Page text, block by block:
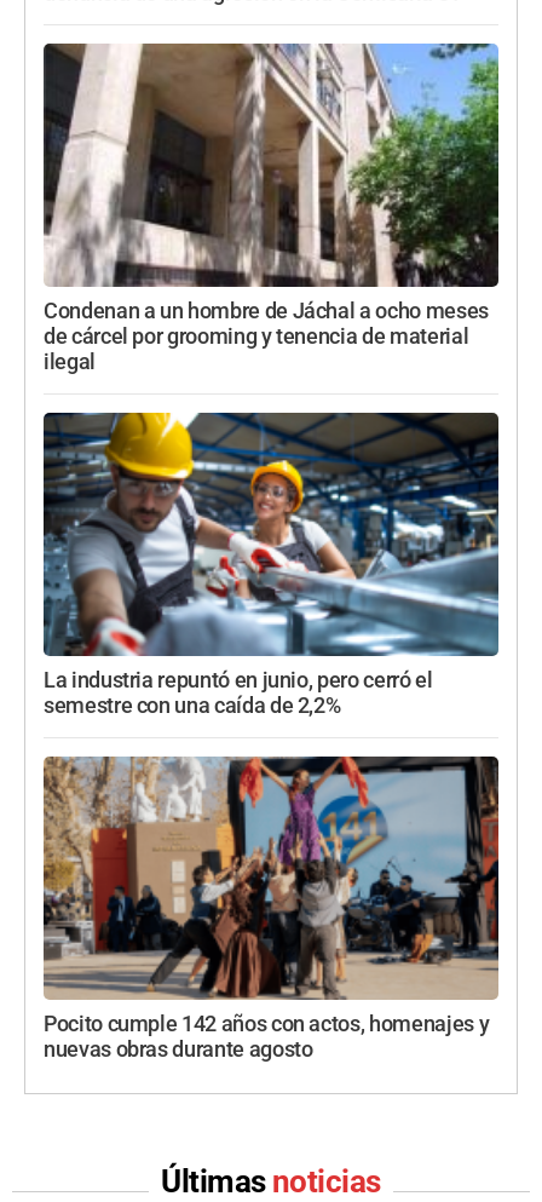
Condenan a un hombre de Jáchal a ocho meses
de cárcel por grooming y tenencia de material
ilegal
La industria repuntó en junio, pero cerró el
semestre con una caída de 2,2%
Pocito cumple 142 años con actos, homenajes y
nuevas obras durante agosto
Últimas noticias